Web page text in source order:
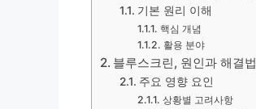
기본 원리 이해
핵심 개념
활용 분야
블루스크린, 원인과 해결법
주요 영향 요인
상황별 고려사항